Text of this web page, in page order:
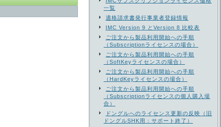
一覧
適格請求書発行事業者登録情報
IMC Version 9 とVersion 8 比較表
ご注文から製品利用開始への手順
（Subscriptionライセンスの場合）
ご注文から製品利用開始への手順
（SoftKeyライセンスの場合）
ご注文から製品利用開始への手順
（HardKeyライセンスの場合）
ご注文から製品利用開始への手順
（Subscriptionライセンスの個人購入場
合）
ドングルへのライセンス更新の反映（旧
ドングルSHK用：サポート終了）